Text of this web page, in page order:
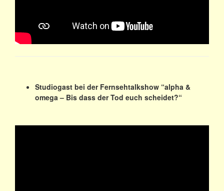
Studiogast bei der Fernsehtalkshow “alpha &
omega – Bis dass der Tod euch scheidet?“